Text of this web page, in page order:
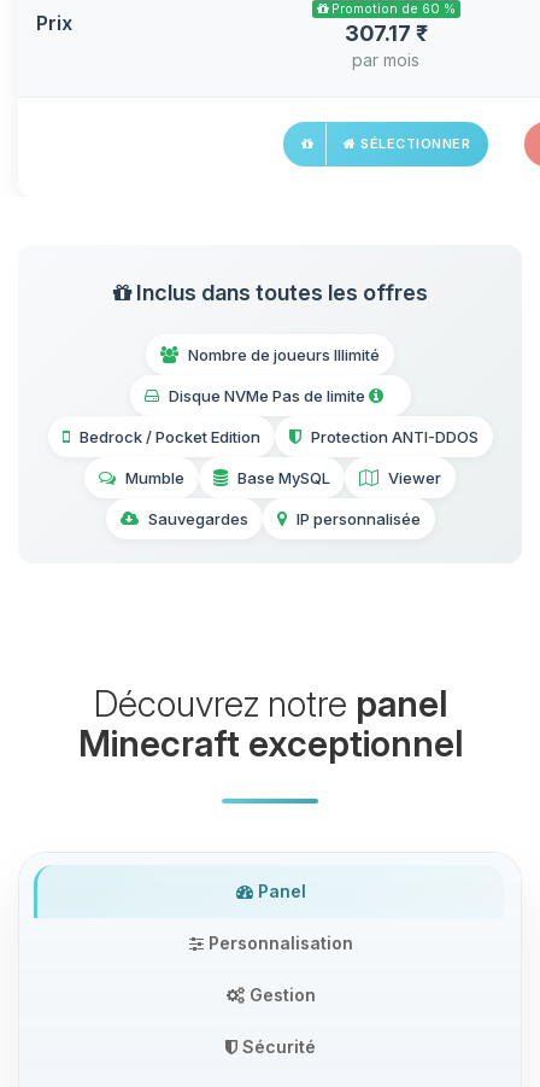
Prix
Promotion de 60 %
307.17 ₹
par mois
SÉLECTIONNER
Inclus dans toutes les offres
Nombre de joueurs Illimité
Disque NVMe Pas de limite
Bedrock / Pocket Edition Protection ANTI-DDOS
Mumble Base MySQL Viewer
Sauvegardes IP personnalisée
Découvrez notre panel
Minecraft exceptionnel
Panel
Personnalisation
Gestion
Sécurité